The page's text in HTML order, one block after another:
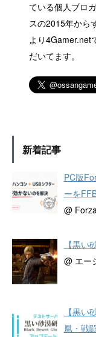
ている個人ブロ
スの2015年から
より4Gamer.net
だいてます。
新着記事
PC版
ーを
@
【黒い
@ エー
【黒い
凰・戦